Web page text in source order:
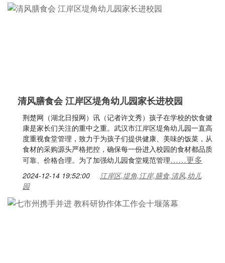
清风膳食会 江岸区堤角幼儿园家长进校园
荆楚网（湖北日报网）讯（记者许文秀）孩子在学校的饮食健
康是家长们关注的重中之重。武汉市江岸区堤角幼儿园一直高
度重视食堂管理，致力于为孩子们提供健康、美味的饭菜，从
食材的采购源头严格把控，确保每一份进入校园的食材都品质
可靠、价格合理。为了加强幼儿园食堂规范管理……更多
2024-12-14 19:52:00
江岸区,堤角,江岸,膳食,清风,幼儿
园